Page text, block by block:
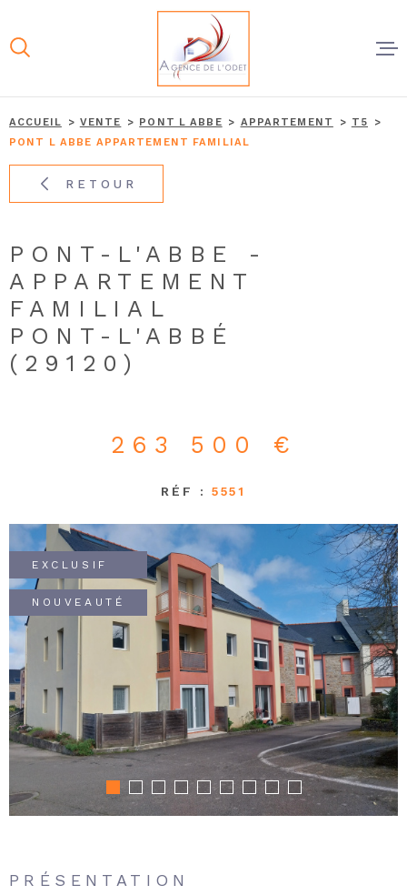
la
menu
contenu
À
ACCUEIL VENTE PONT L ABBE APPARTEMENT
T5
PONT L ABBE APPARTEMENT FAMILIAL
RETOUR
PONT-L'ABBE -
APPARTEMENT
FAMILIAL
PONT-L'ABBÉ
(29120)
263 500 €
RÉF :5551
EXCLUSIF
NOUVEAUTÉ
PRÉSENTATION